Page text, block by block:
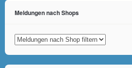
Meldungen nach Shops